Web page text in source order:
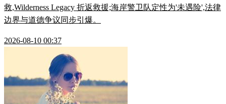
救,Wilderness Legacy 折返救援;海岸警卫队定性为'未遇险',法律
边界与道德争议同步引爆。
2026-08-10 00:37